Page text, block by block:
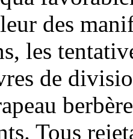
des
les
de
Tous